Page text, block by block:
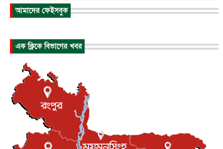
আকাশে ট্রাম্পের হেলিকপ্টার ও যাত্রীবাহী বিমান মুখোমুখি, তদন্...
আন্তর্জাতিক
আন্তর্জাতিক ৬ আগস্ট, ২০২৬
টি-টোয়েন্টি ইতিহাসের সর্বোচ্চ রানের মালিক এখন জস বাটলার
বস্তিতে কেটেছে শৈশব, আজ মুম্বাইয়ে দুই বাড়ির মালিক
বিনোদন ৬ আগস্ট, ২০২৬
আমাদের ফেইসবুক
এক ক্লিকে বিভাগের খবর